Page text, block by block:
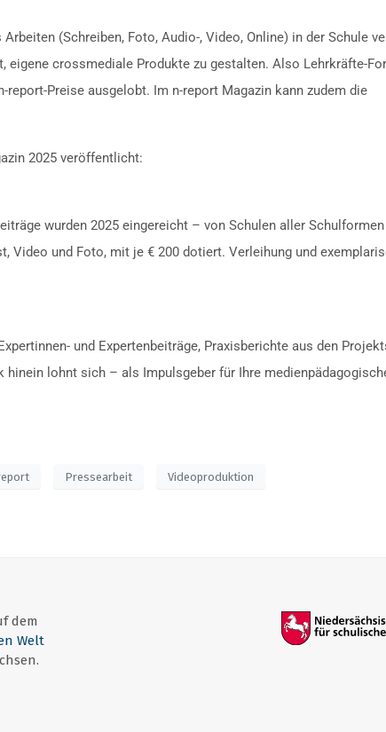
(Schreiben, Foto, Audio-, Video, Online) in der Schule
eigene crossmediale Produkte zu gestalten. Also Lehrkräfte-
Preise ausgelobt. Im n-report Magazin kann zudem die
2025 veröffentlicht:
wurden 2025 eingereicht – von Schulen aller
Video und Foto, mit je € 200 dotiert. Verleihung und
und Expertenbeiträge, Praxisberichte aus den
lohnt sich – als Impulsgeber für Ihre
Pressearbeit Videoproduktion
dem
Welt